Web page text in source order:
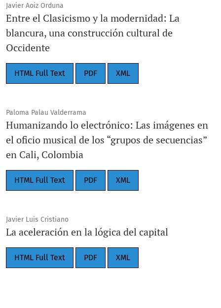
Javier Aoiz Orduna
Entre el Clasicismo y la modernidad: La
blancura, una construcción cultural de
Occidente
HTML Full Text PDF XML
Paloma Palau Valderrama
Humanizando lo electrónico: Las imágenes en
el oficio musical de los “grupos de secuencias”
en Cali, Colombia
HTML Full Text PDF XML
Javier Luis Cristiano
La aceleración en la lógica del capital
HTML Full Text PDF XML